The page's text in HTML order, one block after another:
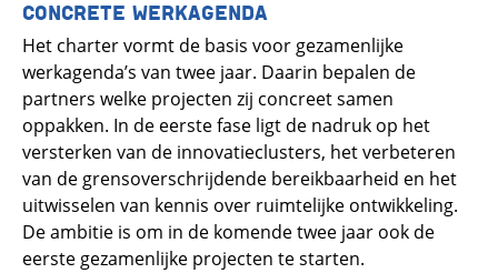
CONCRETE WERKAGENDA
Het charter vormt de basis voor gezamenlijke
werkagenda’s van twee jaar. Daarin bepalen de
partners welke projecten zij concreet samen
oppakken. In de eerste fase ligt de nadruk op het
versterken van de innovatieclusters, het verbeteren
van de grensoverschrijdende bereikbaarheid en het
uitwisselen van kennis over ruimtelijke ontwikkeling.
De ambitie is om in de komende twee jaar ook de
eerste gezamenlijke projecten te starten.